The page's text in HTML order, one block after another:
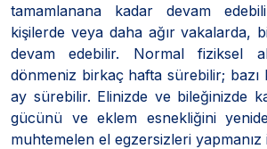
tamamlanana kadar devam
kişilerde veya daha ağır vakalarda,
devam edebilir. Normal fiziksel
dönmeniz birkaç hafta sürebilir; bazı
ay sürebilir. Elinizde ve bileğinizde
gücünü ve eklem esnekliğini
muhtemelen el egzersizleri yapmanız